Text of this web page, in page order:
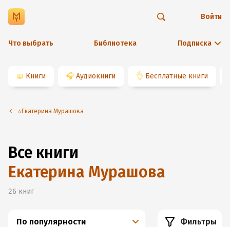
Что выбрать Библиотека Подписка
Войти
📖 Книги 🎧 Аудиокниги 👌 Бесплатные книги
⭐️Екатерина Мурашова
Все книги
Екатерина Мурашова
26 книг
По популярности Фильтры